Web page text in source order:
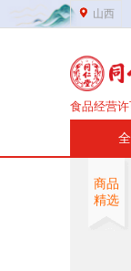
山西
食品经营
医疗器械
网站域名
药品经营
非
男科
传
高
商品
精选